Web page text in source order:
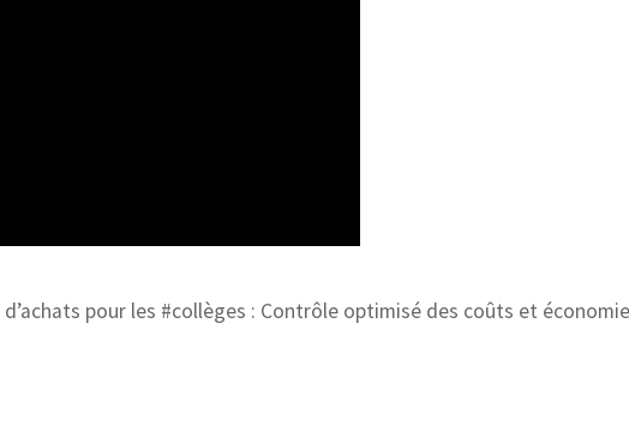
pour les #collèges : Contrôle optimisé des coûts et